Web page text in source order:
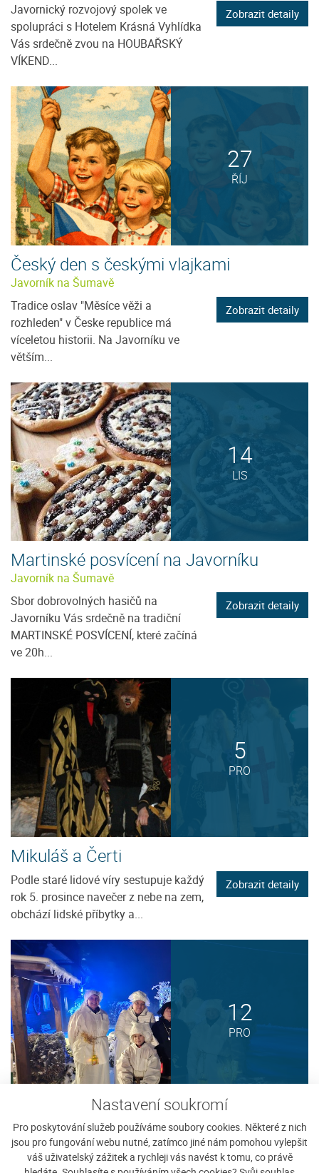
Nastavení soukromí
Pro poskytování služeb používáme soubory cookies. Některé z nich
jsou pro fungování webu nutné, zatímco jiné nám pomohou vylepšit
váš uživatelský zážitek a rychleji vás navést k tomu, co právě
Javornický rozvojový spolek ve
spolupráci s Hotelem Krásná Vyhlídka
Vás srdečně zvou na HOUBAŘSKÝ
VÍKEND...
Zobrazit detaily
27
ŘÍJ
Český den s českými vlajkami
Javorník na Šumavě
Tradice oslav "Měsíce věži a
rozhleden" v Česke republice má
víceletou historii. Na Javorníku ve
větším...
Zobrazit detaily
14
LIS
Martinské posvícení na Javorníku
Javorník na Šumavě
Sbor dobrovolných hasičů na
Javorníku Vás srdečně na tradiční
MARTINSKÉ POSVÍCENÍ, které začíná
ve 20h...
Zobrazit detaily
5
PRO
Mikuláš a Čerti
Podle staré lidové víry sestupuje každý
rok 5. prosince navečer z nebe na zem,
obchází lidské příbytky a...
Zobrazit detaily
12
PRO
Průvod Lucií
Nadační fond Karla Klostermanna Vás
zve na tradični oslavu svátku sv. Lucie
Zobrazit detaily